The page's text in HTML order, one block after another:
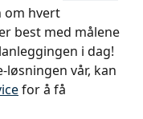
om hvert
best med målene
i dag!
vår, kan
for å få